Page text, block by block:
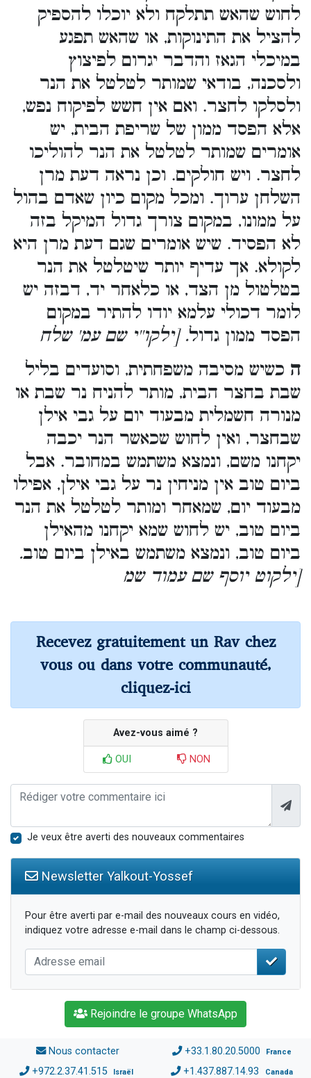
לחוש שהאש תתלקח ולא יוכלו להספיק
להציל את התינוקות, או שהאש תפגע
במיכלי הגאז והדבר יגרום לפיצוץ
ולסכנה, בודאי שמותר לטלטל את הנר
ולסלקו לחצר. ואם אין חשש לפיקוח נפש,
אלא הפסד ממון של שריפת הבית, יש
אומרים שמותר לטלטל את הנר להוליכו
לחצר. ויש חולקים. וכן נראה דעת מרן
השלחן ערוך. ומכל מקום כיון שאדם בהול
על ממונו, במקום צורך גדול המיקל בזה
לא הפסיד. שיש אומרים שגם דעת מרן היא
לקולא. אך עדיף יותר שיטלטל את הנר
בטלטול מן הצד, או כלאחר יד, דבזה יש
לומר דכולי עלמא יודו להתיר במקום
הפסד ממון גדול. [ילקו''י שם עמ' שלח
ה כשיש מסיבה משפחתית, וסועדים בליל
שבת בחצר הבית, מותר להניח נר שבת או
מנורה חשמלית מבעוד יום על גבי אילן
שבחצר, ואין לחוש שכאשר הנר יכבה
יקחנו משם, ונמצא משתמש במחובר. אבל
ביום טוב אין מניחין נר על גבי אילן, אפילו
מבעוד יום, שמאחר ומותר לטלטל את הנר
ביום טוב, יש לחוש שמא יקחנו מהאילן
ביום טוב, ונמצא משתמש באילן ביום טוב.
[ילקוט יוסף שם עמוד שמ
Recevez gratuitement un Rav chez
vous ou dans votre communauté,
cliquez-ici
Avez-vous aimé ?
OUI NON
Je veux être averti des nouveaux commentaires
Newsletter Yalkout-Yossef
Pour être averti par e-mail des nouveaux cours en vidéo,
indiquez votre adresse e-mail dans le champ ci-dessous.
Rejoindre le groupe WhatsApp
Nous contacter +33.1.80.20.5000 France
+972.2.37.41.515 Israël +1.437.887.14.93 Canada